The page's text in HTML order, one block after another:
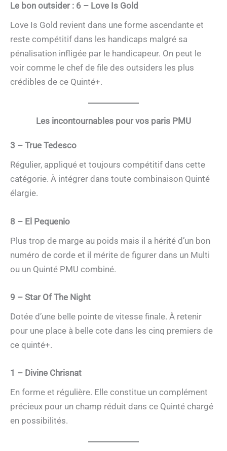
Le bon outsider : 6 – Love Is Gold
Love Is Gold revient dans une forme ascendante et
reste compétitif dans les handicaps malgré sa
pénalisation infligée par le handicapeur. On peut le
voir comme le chef de file des outsiders les plus
crédibles de ce Quinté+.
Les incontournables pour vos paris PMU
3 – True Tedesco
Régulier, appliqué et toujours compétitif dans cette
catégorie. À intégrer dans toute combinaison Quinté
élargie.
8 – El Pequenio
Plus trop de marge au poids mais il a hérité d’un bon
numéro de corde et il mérite de figurer dans un Multi
ou un Quinté PMU combiné.
9 – Star Of The Night
Dotée d’une belle pointe de vitesse finale. À retenir
pour une place à belle cote dans les cinq premiers de
ce quinté+.
1 – Divine Chrisnat
En forme et régulière. Elle constitue un complément
précieux pour un champ réduit dans ce Quinté chargé
en possibilités.